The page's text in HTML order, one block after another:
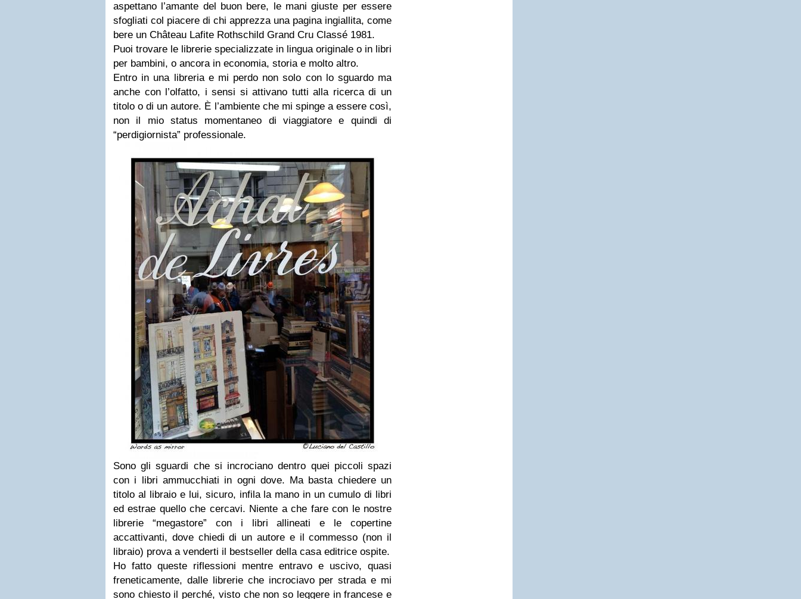
aspettano l’amante del buon bere, le mani giuste per essere
sfogliati col piacere di chi apprezza una pagina ingiallita, come
bere un Château Lafite Rothschild Grand Cru Classé 1981.
Puoi trovare le librerie specializzate in lingua originale o in libri
per bambini, o ancora in economia, storia e molto altro.
Entro in una libreria e mi perdo non solo con lo sguardo ma
anche con l’olfatto, i sensi si attivano tutti alla ricerca di un
titolo o di un autore. È l’ambiente che mi spinge a essere così,
non il mio status momentaneo di viaggiatore e quindi di
“perdigiornista” professionale.
Sono gli sguardi che si incrociano dentro quei piccoli spazi
con i libri ammucchiati in ogni dove. Ma basta chiedere un
titolo al libraio e lui, sicuro, infila la mano in un cumulo di libri
ed estrae quello che cercavi. Niente a che fare con le nostre
librerie “megastore” con i libri allineati e le copertine
accattivanti, dove chiedi di un autore e il commesso (non il
libraio) prova a venderti il bestseller della casa editrice ospite.
Ho fatto queste riflessioni mentre entravo e uscivo, quasi
freneticamente, dalle librerie che incrociavo per strada e mi
sono chiesto il perché, visto che non so leggere in francese e